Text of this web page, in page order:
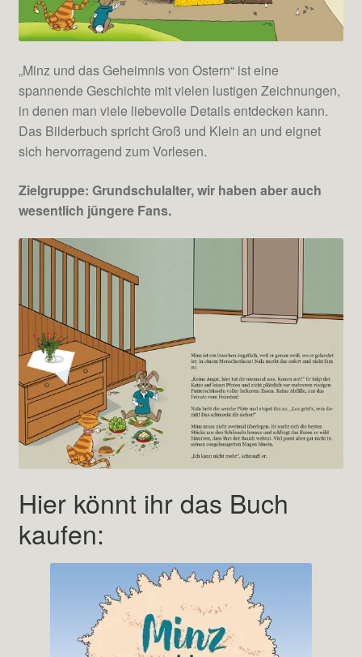
„Minz und das Geheimnis von Ostern“ ist eine
spannende Geschichte mit vielen lustigen Zeichnungen,
in denen man viele liebevolle Details entdecken kann.
Das Bilderbuch spricht Groß und Klein an und eignet
sich hervorragend zum Vorlesen.
Zielgruppe: Grundschulalter, wir haben aber auch
wesentlich jüngere Fans.
Hier könnt ihr das Buch
kaufen: